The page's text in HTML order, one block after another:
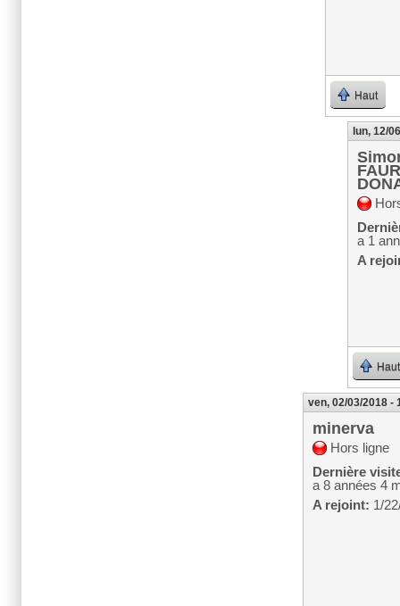
Haut
lun, 12/
a 1
A
Haut
ven, 02/03/2018 -
minerva
Hors ligne
Dernière
a 8 années 4
A rejoint: 1/